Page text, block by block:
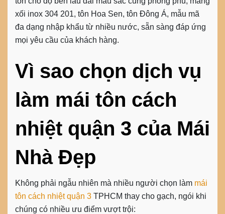
xối inox 304 201, tôn Hoa Sen, tôn Đông Á, mẫu mã
đa dạng nhập khẩu từ nhiều nước, sẵn sàng đáp ứng
mọi yêu cầu của khách hàng.
Vì sao chọn dịch vụ
làm mái tôn cách
nhiệt quận 3 của Mái
Nhà Đẹp
Không phải ngẫu nhiên mà nhiều người chọn làm mái
tôn cách nhiệt quận 3 TPHCM thay cho gạch, ngói khi
chúng có nhiều ưu điểm vượt trội: